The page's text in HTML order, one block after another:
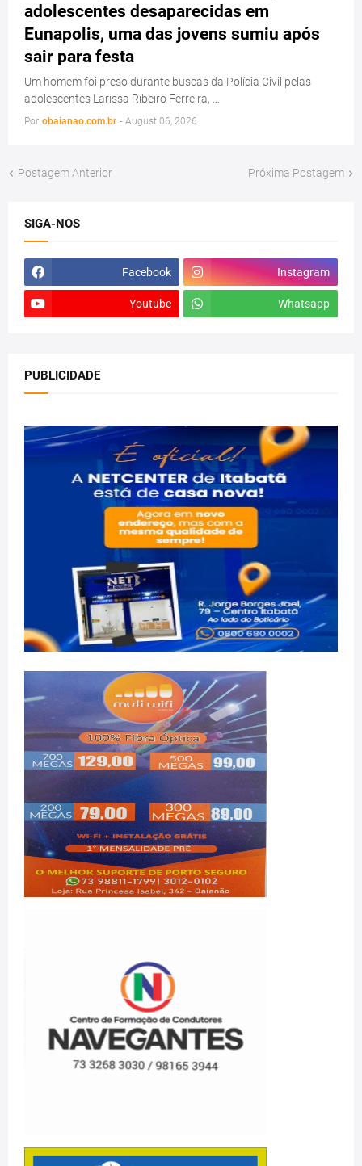
adolescentes desaparecidas em
Eunapolis, uma das jovens sumiu após
sair para festa
Um homem foi preso durante buscas da Polícia Civil pelas
adolescentes Larissa Ribeiro Ferreira, …
Por obaianao.com.br - August 06, 2026
Postagem Anterior Próxima Postagem
SIGA-NOS
Facebook Instagram
Youtube Whatsapp
PUBLICIDADE